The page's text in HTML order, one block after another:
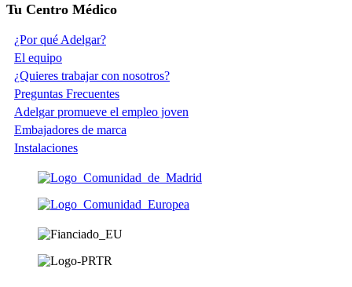
Tu Centro Médico
¿Por qué Adelgar?
El equipo
¿Quieres trabajar con nosotros?
Preguntas Frecuentes
Adelgar promueve el empleo joven
Embajadores de marca
Instalaciones